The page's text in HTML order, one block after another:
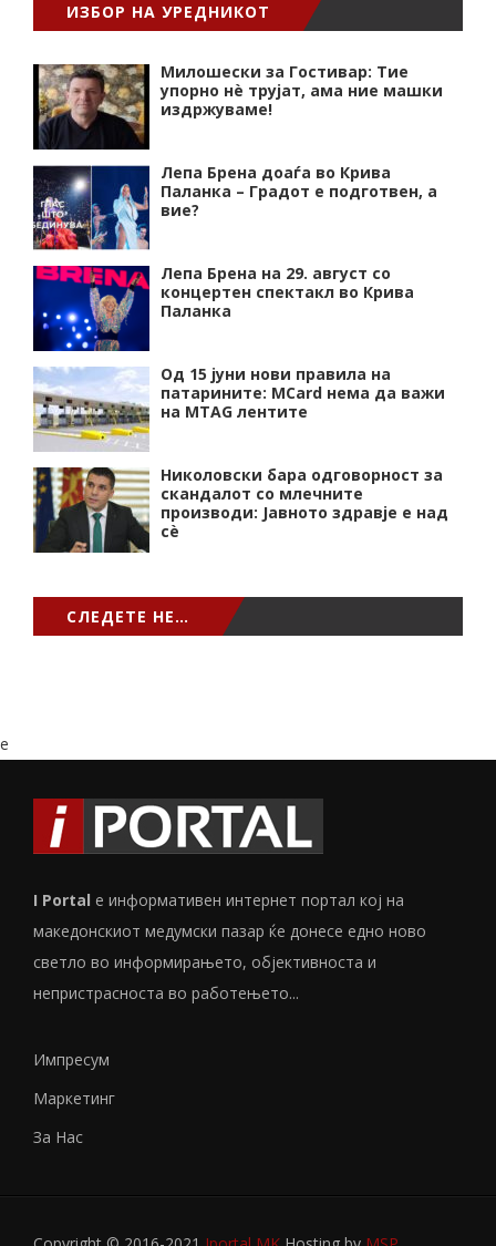
ИЗБОР НА УРЕДНИКОТ
Милошески за Гостивар: Тие
упорно нѐ трујат, ама ние машки
издржуваме!
Лепа Брена доаѓа во Крива
Паланка – Градот е подготвен, а
вие?
Лепа Брена на 29. август со
концертен спектакл во Крива
Паланка
Од 15 јуни нови правила на
патарините: MCard нема да важи
на MTAG лентите
Николовски бара одговорност за
скандалот со млечните
производи: Јавното здравје е над
сѐ
СЛЕДЕТЕ НЕ…
e
I Portal е информативен интернет портал кој на
македонскиот медумски пазар ќе донесе едно ново
светло во информирањето, објективноста и
непристрасноста во работењето...
Импресум
Маркетинг
За Нас